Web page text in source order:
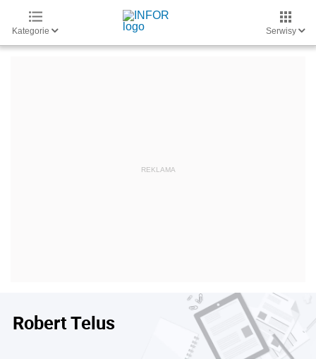
Kategorie Serwisy
Robert Telus